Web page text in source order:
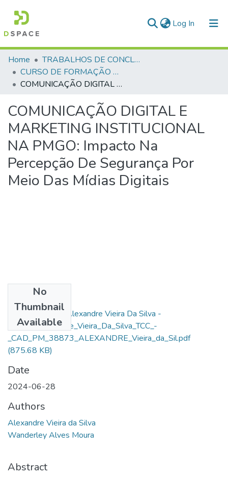
Log In (current)
Communities & Collections
All of DSpace
Home
TRABALHOS DE CONCLUSÃO DE CURSO - CFO (CURSO DE FORMAÇÃO DE OFICIAIS)
CURSO DE FORMAÇÃO DE OFICIAIS - 47ª TURMA CFO – ASPIRANTES - 2025
COMUNICAÇÃO DIGITAL E MARKETING INSTITUCIONAL NA PMGO: Impacto Na Percepção De Segurança Por Meio Das Mídias Digitais
COMUNICAÇÃO DIGITAL E
MARKETING INSTITUCIONAL
NA PMGO: Impacto Na
Percepção De Segurança Por
Meio Das Mídias Digitais
No
Thumbnail
Available
2390736503 - Alexandre Vieira Da Silva -
10122_Alexandre_Vieira_Da_Silva_TCC_-
_CAD_PM_38873_ALEXANDRE_Vieira_da_Sil.pdf
(875.68 KB)
Date
2024-06-28
Authors
Alexandre Vieira da Silva
Wanderley Alves Moura
Abstract